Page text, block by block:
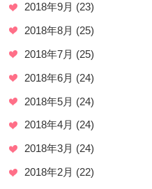
2018年9月 (23)
2018年8月 (25)
2018年7月 (25)
2018年6月 (24)
2018年5月 (24)
2018年4月 (24)
2018年3月 (24)
2018年2月 (22)